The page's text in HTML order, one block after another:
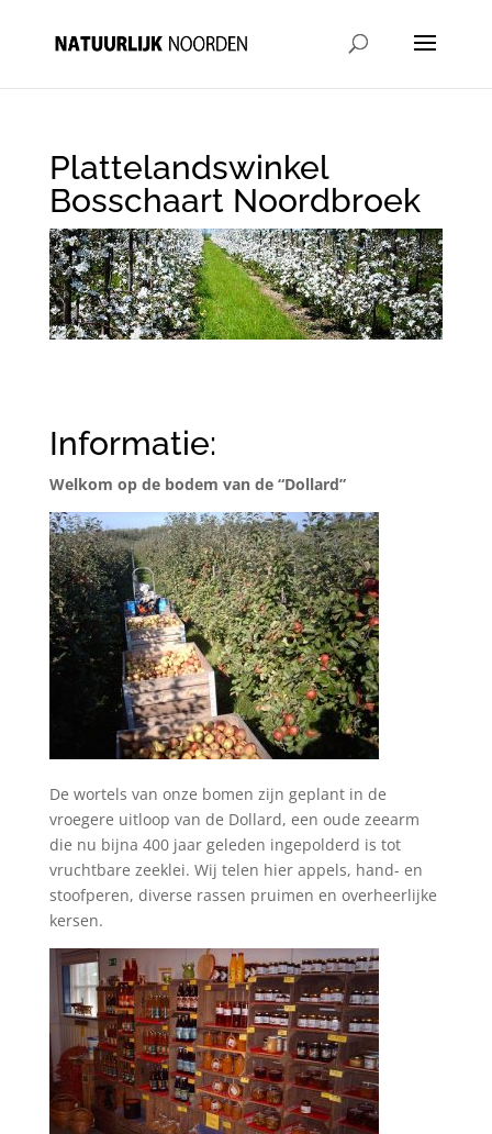
Plattelandswinkel
Bosschaart Noordbroek
Informatie:
Welkom op de bodem van de “Dollard”
De wortels van onze bomen zijn geplant in de
vroegere uitloop van de Dollard, een oude zeearm
die nu bijna 400 jaar geleden ingepolderd is tot
vruchtbare zeeklei. Wij telen hier appels, hand- en
stoofperen, diverse rassen pruimen en overheerlijke
kersen.